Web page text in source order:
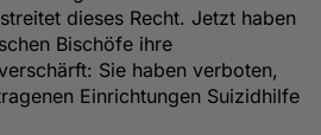
dieses Recht. Jetzt haben
Bischöfe ihre
Sie haben verboten,
Einrichtungen Suizidhilfe